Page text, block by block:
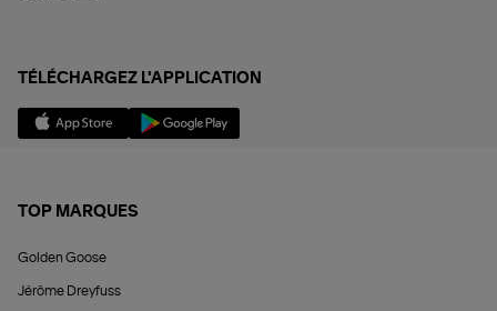
TÉLÉCHARGEZ L'APPLICATION
TOP MARQUES
Golden Goose
Jérôme Dreyfuss